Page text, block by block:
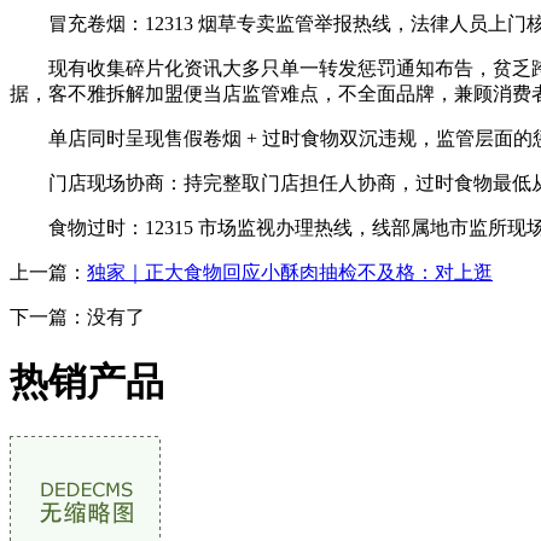
冒充卷烟：12313 烟草专卖监管举报热线，法律人员上门
现有收集碎片化资讯大多只单一转发惩罚通知布告，贫乏
据，客不雅拆解加盟便当店监管难点，不全面品牌，兼顾消
单店同时呈现售假卷烟 + 过时食物双沉违规，监管层面的
门店现场协商：持完整取门店担任人协商，过时食物最低
食物过时：12315 市场监视办理热线，线部属地市监所现
上一篇： 独家｜正大食物回应小酥肉抽检不及格：对上逛
下一篇：没有了
热销产品